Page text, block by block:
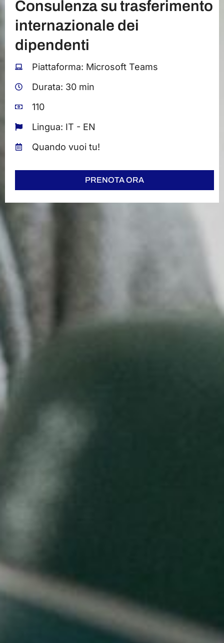
Consulenza su trasferimento
internazionale dei
dipendenti
Piattaforma: Microsoft Teams
Durata: 30 min
110
Lingua: IT - EN
Quando vuoi tu!
PRENOTA ORA